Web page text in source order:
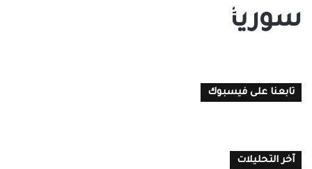
سوريا
“السويداء” مركز الثقل في صراع
المرجعيات بسوريا؟
تابعنا على فيسبوك
آخر التحليلات